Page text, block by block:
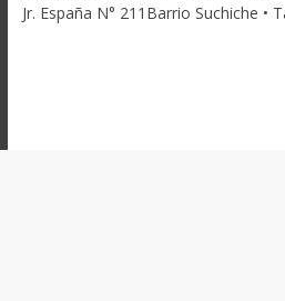
Jr. España N° 211Barrio Suchiche •